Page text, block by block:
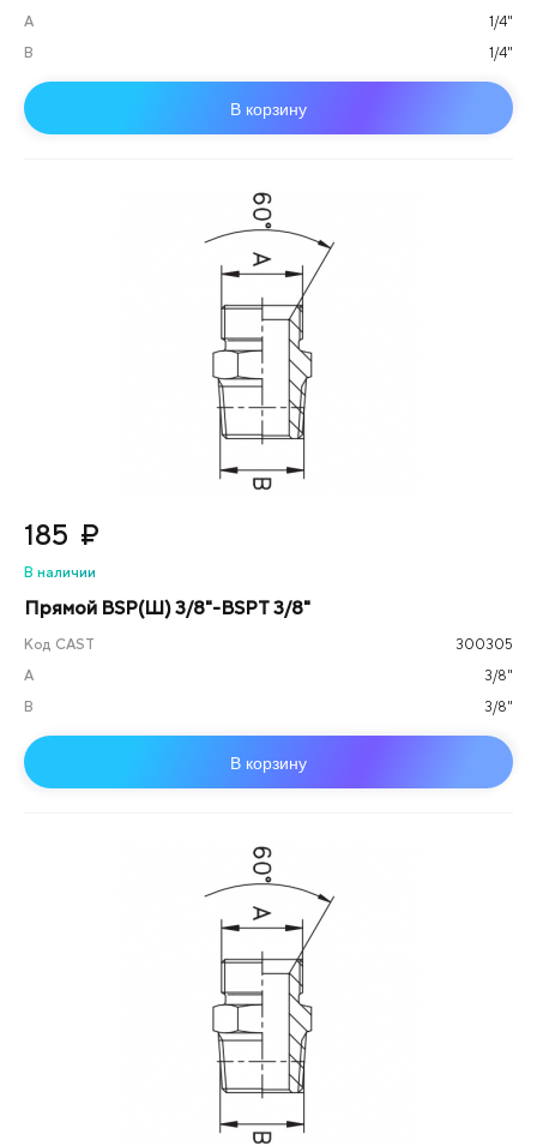
А
1/4"
B
1/4"
В корзину
185 ₽
В наличии
Прямой BSP(Ш) 3/8"-BSPT 3/8"
Код CAST
300305
А
3/8"
B
3/8"
В корзину